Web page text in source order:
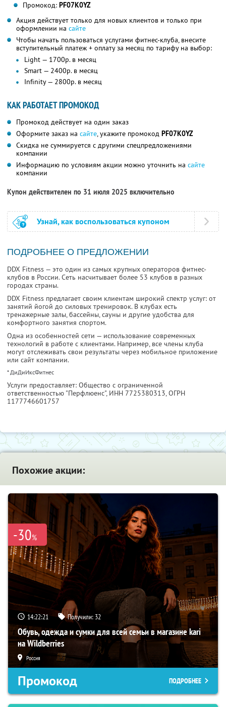
Промокод: PF07K0YZ
Акция действует только для новых клиентов и только при
оформлении на сайте
Чтобы начать пользоваться услугами фитнес-клуба, внесите
вступительный платеж + оплату за месяц по тарифу на выбор:
Light — 1700р. в месяц
Smart — 2400р. в месяц
Infinity — 2800р. в месяц
КАК РАБОТАЕТ ПРОМОКОД
Промокод действует на один заказ
Оформите заказ на сайте, укажите промокод PF07K0YZ
Скидка не суммируется с другими спецпредложениями
компании
Информацию по условиям акции можно уточнить на сайте
компании
Купон действителен по 31 июля 2025 включительно
Узнай, как воспользоваться купоном
ПОДРОБНЕЕ О ПРЕДЛОЖЕНИИ
DDX Fitness — это один из самых крупных операторов фитнес-
клубов в России. Сеть насчитывает более 53 клубов в разных
городах страны.
DDX Fitness предлагает своим клиентам широкий спектр услуг: от
занятий йогой до силовых тренировок. В клубах есть
тренажерные залы, бассейны, сауны и другие удобства для
комфортного занятия спортом.
Одна из особенностей сети — использование современных
технологий в работе с клиентами. Например, все члены клуба
могут отслеживать свои результаты через мобильное приложение
или сайт компании.
* ДиДиИксФитнес
Услуги предоставляет: Общество с ограниченной
ответственностью "Перфлюенс", ИНН 7725380313, ОГРН
1177746601757
Похожие акции:
-30%
14:22:20 Получили: 32
Обувь, одежда и сумки для всей семьи в магазине kari
на Wildberries
Россия
Промокод ПОДРОБНЕЕ